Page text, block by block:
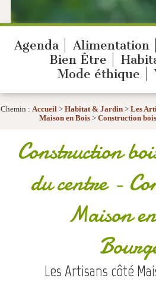
Agenda Alimentation
Bien Être
Mode éthique
Chemin : Accueil > Habitat & Jardin > Les
Maison en Bois> Construction
Construction
du centre-
Maison
Les Artisans côté